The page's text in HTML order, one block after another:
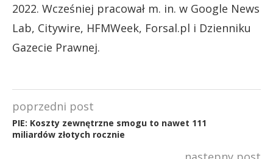
2022. Wcześniej pracował m. in. w Google News
Lab, Citywire, HFMWeek, Forsal.pl i Dzienniku
Gazecie Prawnej.
poprzedni post
PIE: Koszty zewnętrzne smogu to nawet 111
miliardów złotych rocznie